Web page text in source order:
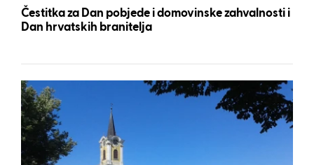
Čestitka za Dan pobjede i domovinske zahvalnosti i
Dan hrvatskih branitelja